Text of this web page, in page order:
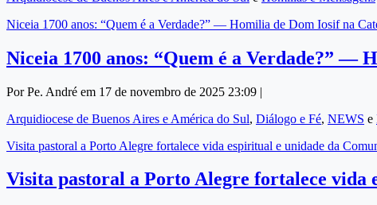
Niceia 1700 anos: “Quem é a Verdade?” — Homilia de Dom Iosif na
Niceia 1700 anos: “Quem é a Verdade?” —
Por Pe. André em 17 de novembro de 2025 23:09 |
Arquidiocese de Buenos Aires e América do Sul, Diálogo e Fé, NEWS e
Visita pastoral a Porto Alegre fortalece vida espiritual e unidade da
Visita pastoral a Porto Alegre fortalece vida